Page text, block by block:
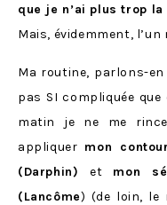
que je n’ai plus trop
Mais, évidemment, l’un
Ma routine, parlons-
pas SI compliquée
matin je ne me rince
appliquer mon
(Darphin)et mon
(Lancôme) (de loin, le